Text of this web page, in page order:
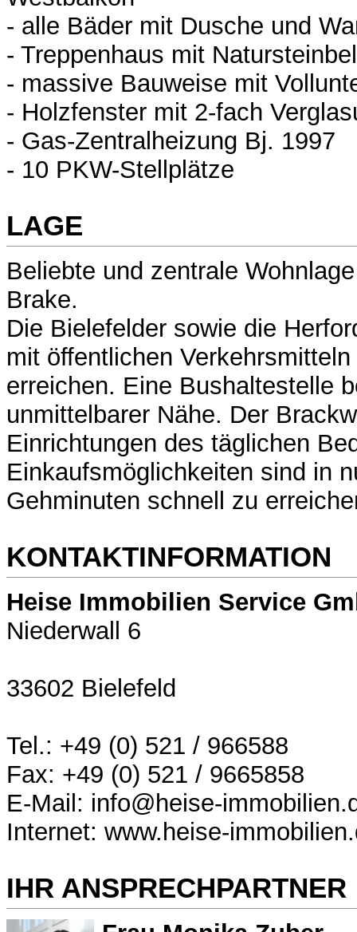
- alle Bäder mit Dusche und
- Treppenhaus mit
- massive Bauweise mit
- Holzfenster mit 2-fach
- Gas-Zentralheizung Bj. 1997
- 10 PKW-Stellplätze
LAGE
Beliebte und zentrale
Brake.
Die Bielefelder sowie die
mit öffentlichen
erreichen. Eine Bushaltestelle
unmittelbarer Nähe. Der
Einrichtungen des täglichen
Einkaufsmöglichkeiten sind in
Gehminuten schnell zu
KONTAKTINFORMATION
Heise Immobilien Service
Niederwall 6
33602 Bielefeld
Tel.: +49 (0) 521 / 966588
Fax: +49 (0) 521 / 9665858
E-Mail: info@heise-
Internet: www.heise-
IHR ANSPRECHPARTNER